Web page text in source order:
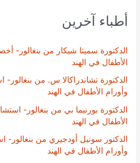
أطباء آخرين
الدكتورة سميثا شيكار من بنغالور-
الأطفال في الهند
الدكتورة تشاندراكالا س. من بنغالور-
وأورام الأطفال في الهند
الدكتورة بورنيما بي من بنغالور-
الأطفال في الهند
الدكتور سونيل أودجيري من بنغالور-
وأورام الأطفال في الهند